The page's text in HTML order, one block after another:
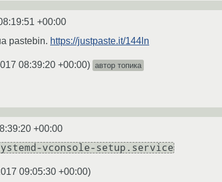
+00:00
pastebin. https://justpaste.it/144ln
08:39:20 +00:00) автор топика
+00:00
vconsole-setup.service
09:05:30 +00:00)